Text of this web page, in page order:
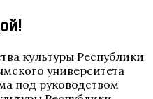
культуры Республики
университета
под руководством